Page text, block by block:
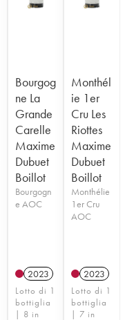
Bourgog
ne La
Grande
Carelle
Maxime
Dubuet
Boillot
Bourgogn
e AOC
2023
Lotto di 1
bottiglia
| 8 in
Monthél
ie 1er
Cru Les
Riottes
Maxime
Dubuet
Boillot
Monthélie
1er Cru
AOC
2023
Lotto di 1
bottiglia
| 7 in